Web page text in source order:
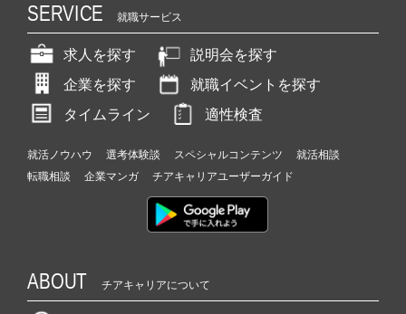
SERVICE 就職サービス
求人を探す
説明会を探す
企業を探す
就職イベントを探す
タイムライン
適性検査
就活ノウハウ 選考体験談 スペシャルコンテンツ
就活相談
転職相談
企業マンガ チアキャリアユーザーガイド
ABOUT チアキャリアについて